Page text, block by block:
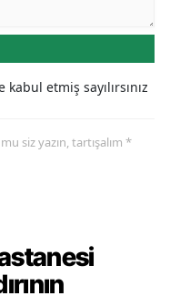
kabul etmiş sayılırsınız
siz yazın, tartışalım *